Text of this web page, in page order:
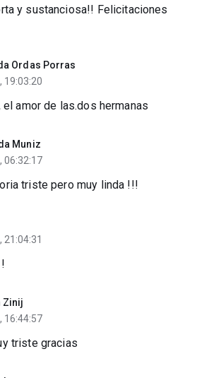
y sustanciosa!! Felicitaciones
Ordas Porras
19:03:20
amor de las.dos hermanas
Muniz
06:32:17
triste pero muy linda !!!
21:04:31
Zinij
16:44:57
triste gracias